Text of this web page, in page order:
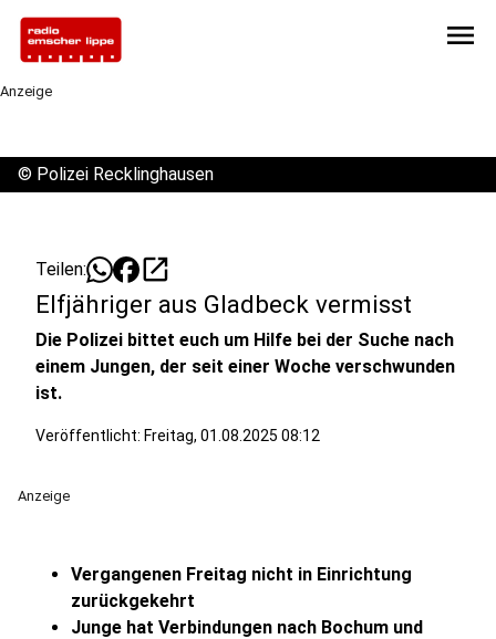
menu
Anzeige
© Polizei Recklinghausen
Teilen: open_in_new
Elfjähriger aus Gladbeck vermisst
Die Polizei bittet euch um Hilfe bei der Suche nach
einem Jungen, der seit einer Woche verschwunden
ist.
Veröffentlicht: Freitag, 01.08.2025 08:12
Anzeige
Vergangenen Freitag nicht in Einrichtung
zurückgekehrt
Junge hat Verbindungen nach Bochum und